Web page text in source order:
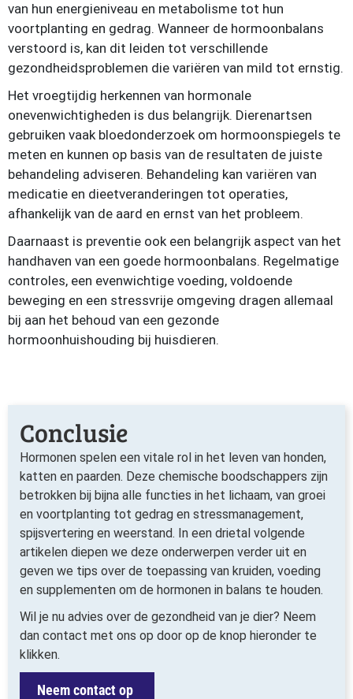
van hun energieniveau en metabolisme tot hun
voortplanting en gedrag. Wanneer de hormoonbalans
verstoord is, kan dit leiden tot verschillende
gezondheidsproblemen die variëren van mild tot ernstig.
Het vroegtijdig herkennen van hormonale
onevenwichtigheden is dus belangrijk. Dierenartsen
gebruiken vaak bloedonderzoek om hormoonspiegels te
meten en kunnen op basis van de resultaten de juiste
behandeling adviseren. Behandeling kan variëren van
medicatie en dieetveranderingen tot operaties,
afhankelijk van de aard en ernst van het probleem.
Daarnaast is preventie ook een belangrijk aspect van het
handhaven van een goede hormoonbalans. Regelmatige
controles, een evenwichtige voeding, voldoende
beweging en een stressvrije omgeving dragen allemaal
bij aan het behoud van een gezonde
hormoonhuishouding bij huisdieren.
Conclusie
Hormonen spelen een vitale rol in het leven van honden,
katten en paarden. Deze chemische boodschappers zijn
betrokken bij bijna alle functies in het lichaam, van groei
en voortplanting tot gedrag en stressmanagement,
spijsvertering en weerstand. In een drietal volgende
artikelen diepen we deze onderwerpen verder uit en
geven we tips over de toepassing van kruiden, voeding
en supplementen om de hormonen in balans te houden.
Wil je nu advies over de gezondheid van je dier? Neem
dan contact met ons op door op de knop hieronder te
klikken.
Neem contact op